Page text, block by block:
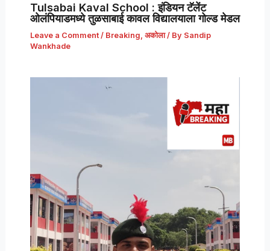
Tulsabai Kaval School : इंडियन टॅलेंट
ओलंपियाडमध्ये तुळसाबाई कावल विद्यालयाला गोल्ड मेडल
Leave a Comment / Breaking, अकोला/ By Sandip
Wankhade